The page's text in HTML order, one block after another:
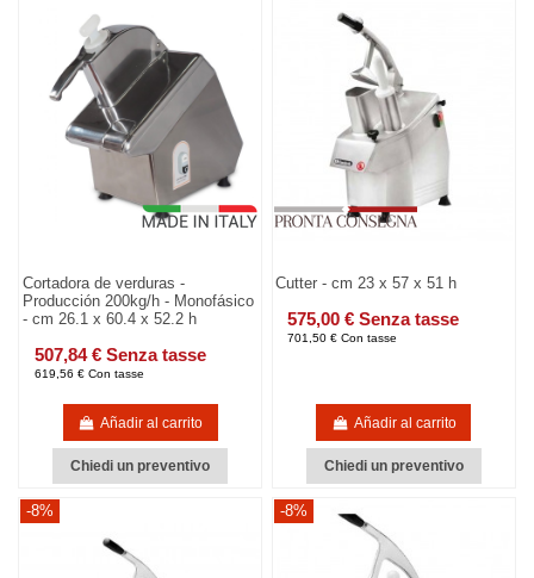
Cortadora de verduras -
Producción 200kg/h - Monofásico
- cm 26.1 x 60.4 x 52.2 h
507,84 € Senza tasse
619,56 € Con tasse
Añadir al carrito
Chiedi un preventivo
Cutter - cm 23 x 57 x 51 h
575,00 € Senza tasse
701,50 € Con tasse
Añadir al carrito
Chiedi un preventivo
-8% -8%